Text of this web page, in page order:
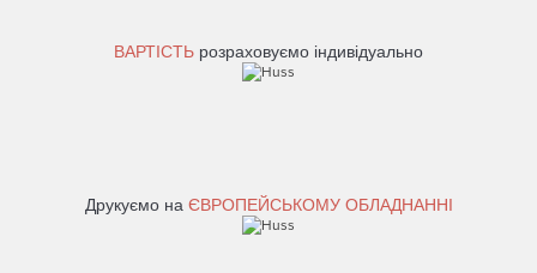
ВАРТІСТЬ розраховуємо індивідуально
Друкуємо на ЄВРОПЕЙСЬКОМУ ОБЛАДНАННІ